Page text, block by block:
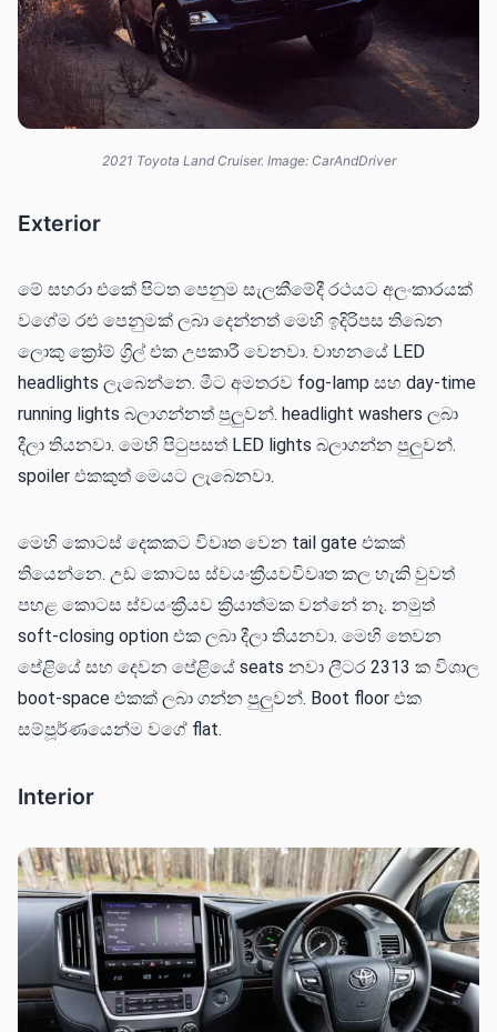
2021 Toyota Land Cruiser. Image: CarAndDriver
Exterior
මේ සහරා එකේ පිටත පෙනුම සැලකීමේදී රථයට අලංකාරයක්
වගේම රළු පෙනුමක් ලබා දෙන්නත් මෙහි ඉදිරිපස තිබෙන
ලොකු ක්‍රෝම් ග්‍රිල් එක උපකාරී වෙනවා. වාහනයේ LED
headlights ලැබෙන්නෙ. මීට අමතරව fog-lamp සහ day-time
running lights බලාගන්නත් පුලුවන්. headlight washers ලබා
දීලා තියනවා. මෙහි පිටුපසත් LED lights බලාගන්න පුලුවන්.
spoiler එකකුත් මෙයට ලැබෙනවා.
මෙහි කොටස් දෙකකට විවෘත වෙන tail gate එකක්
තියෙන්නෙ. උඩ කොටස ස්වයංක්‍රීයවවිවෘත කල හැකි වුවත්
පහළ කොටස ස්වයංක්‍රීයව ක්‍රියාත්මක වන්නේ නෑ. නමුත්
soft-closing option එක ලබා දීලා තියනවා. මෙහි තෙවන
පේළියේ සහ දෙවන පේළියේ seats නවා ලීටර 2313 ක විශාල
boot-space එකක් ලබා ගන්න පුලුවන්. Boot floor එක
සම්පූර්ණයෙන්ම වගේ flat.
Interior